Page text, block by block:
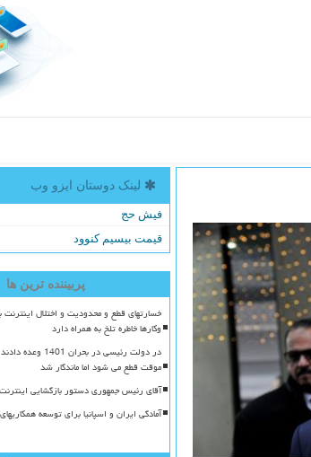
لینک دوستان ایزو وب
فیش حج
قیمت بیسیم کنوود
پربیننده ترین ها
خسارتهای قطع و محدودیت و اختلال
وکارها خاطره تلخ به همراه دارد
در دولت رئیسی در
موقت قطع می شود اما ماندگار شد
آقای رئیس جمهوری دستور بازگشایی
آمادگی ایران و اسپانیا برای توسعه